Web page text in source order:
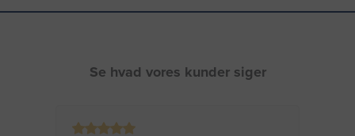
Se hvad vores kunder siger